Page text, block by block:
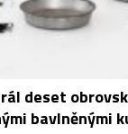
deset
bavlněnými